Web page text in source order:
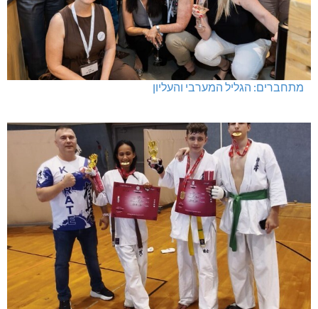
מתחברים: הגליל המערבי והעליון